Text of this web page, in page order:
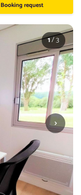
Booking request
›
1/3